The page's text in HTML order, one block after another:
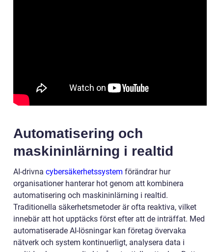
Automatisering och
maskininlärning i realtid
AI-drivna cybersäkerhetssystem förändrar hur
organisationer hanterar hot genom att kombinera
automatisering och maskininlärning i realtid.
Traditionella säkerhetsmetoder är ofta reaktiva, vilket
innebär att hot upptäcks först efter att de inträffat. Med
automatiserade AI-lösningar kan företag övervaka
nätverk och system kontinuerligt, analysera data i